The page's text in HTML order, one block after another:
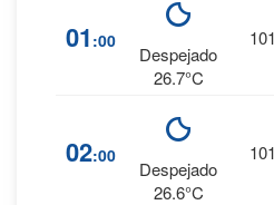
01 :00
Despejado
26.7°C
02:00
Despejado
26.6°C